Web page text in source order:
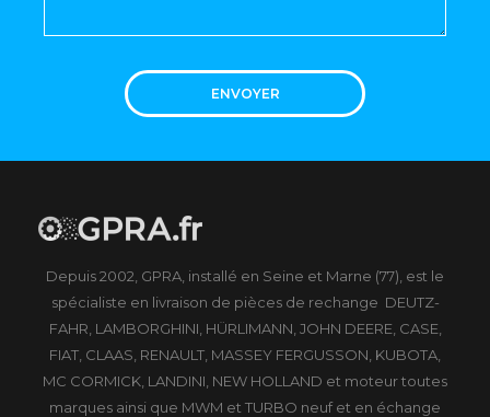
ENVOYER
Depuis 2002, GPRA, installé en Seine et Marne (77), est le
spécialiste en livraison de pièces de rechange DEUTZ-
FAHR, LAMBORGHINI, HÜRLIMANN, JOHN DEERE, CASE,
FIAT, CLAAS, RENAULT, MASSEY FERGUSSON, KUBOTA,
MC CORMICK, LANDINI, NEW HOLLAND et moteur toutes
marques ainsi que MWM et TURBO neuf et en échange